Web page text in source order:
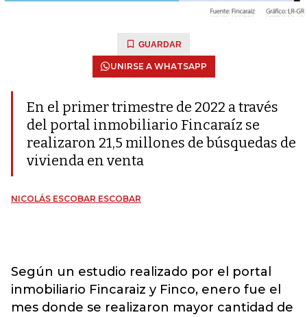
GUARDAR
UNIRSE A WHATSAPP
En el primer trimestre de 2022 a través
del portal inmobiliario Fincaraíz se
realizaron 21,5 millones de búsquedas de
vivienda en venta
NICOLÁS ESCOBAR ESCOBAR
Según un estudio realizado por el portal
inmobiliario Fincaraiz y Finco, enero fue el
mes donde se realizaron mayor cantidad de